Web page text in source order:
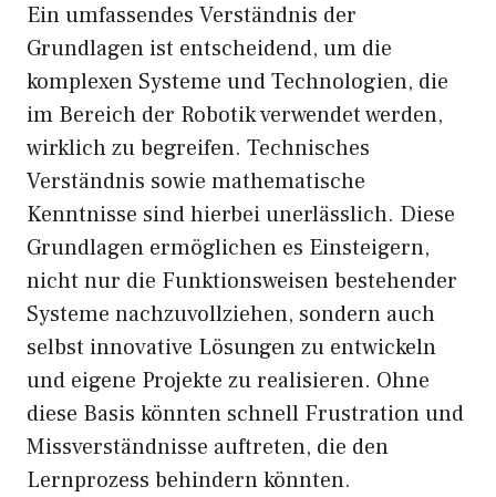
Ein umfassendes Verständnis der
Grundlagen ist entscheidend, um die
komplexen Systeme und Technologien, die
im Bereich der Robotik verwendet werden,
wirklich zu begreifen. Technisches
Verständnis sowie mathematische
Kenntnisse sind hierbei unerlässlich. Diese
Grundlagen ermöglichen es Einsteigern,
nicht nur die Funktionsweisen bestehender
Systeme nachzuvollziehen, sondern auch
selbst innovative Lösungen zu entwickeln
und eigene Projekte zu realisieren. Ohne
diese Basis könnten schnell Frustration und
Missverständnisse auftreten, die den
Lernprozess behindern könnten.